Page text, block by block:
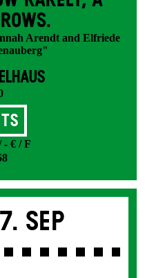
Arendt and Elfriede
- € / F
Sep